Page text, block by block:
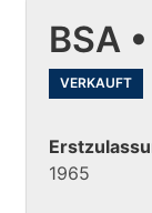
BSA
VERKAUFT
1965